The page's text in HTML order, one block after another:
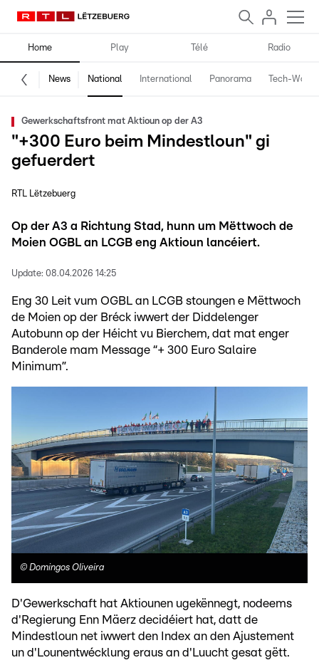
Home Play Télé Radio
News National International Panorama Tech-World
Gewerkschaftsfront mat Aktioun op der A3
"+300 Euro beim Mindestloun" gi
gefuerdert
RTL Lëtzebuerg
Op der A3 a Richtung Stad, hunn um Mëttwoch de
Moien OGBL an LCGB eng Aktioun lancéiert.
Update: 08.04.2026 14:25
Eng 30 Leit vum OGBL an LCGB stoungen e Mëttwoch
de Moien op der Bréck iwwert der Diddelenger
Autobunn op der Héicht vu Bierchem, dat mat enger
Banderole mam Message “+ 300 Euro Salaire
Minimum”.
© Domingos Oliveira
D'Gewerkschaft hat Aktiounen ugekënnegt, nodeems
d'Regierung Enn Mäerz decidéiert hat, datt de
Mindestloun net iwwert den Index an den Ajustement
un d'Lounentwécklung eraus an d'Luucht gesat gëtt.